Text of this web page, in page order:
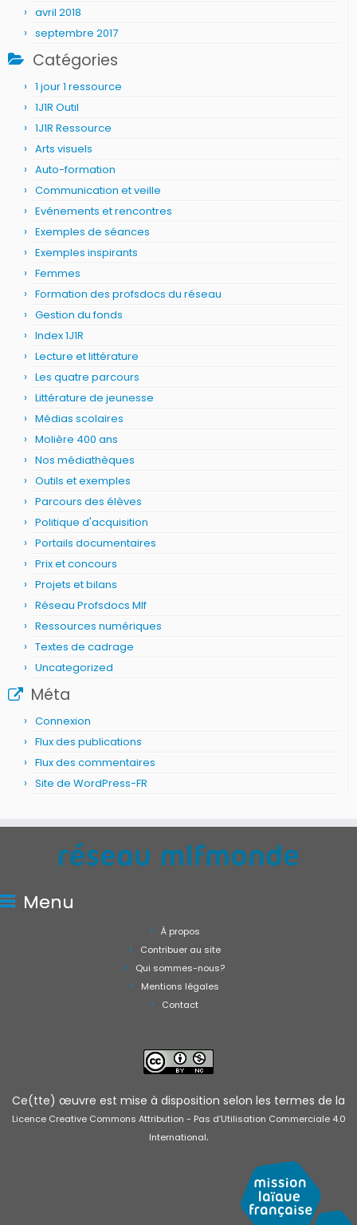
avril 2018
septembre 2017
Catégories
1 jour 1 ressource
1J1R Outil
1J1R Ressource
Arts visuels
Auto-formation
Communication et veille
Evénements et rencontres
Exemples de séances
Exemples inspirants
Femmes
Formation des profsdocs du réseau
Gestion du fonds
Index 1J1R
Lecture et littérature
Les quatre parcours
Littérature de jeunesse
Médias scolaires
Molière 400 ans
Nos médiathèques
Outils et exemples
Parcours des élèves
Politique d'acquisition
Portails documentaires
Prix et concours
Projets et bilans
Réseau Profsdocs Mlf
Ressources numériques
Textes de cadrage
Uncategorized
Méta
Connexion
Flux des publications
Flux des commentaires
Site de WordPress-FR
Menu
À propos
Contribuer au site
Qui sommes-nous?
Mentions légales
Contact
Ce(tte) œuvre est mise à disposition selon les termes de la
Licence Creative Commons Attribution - Pas d’Utilisation Commerciale 4.0
International.